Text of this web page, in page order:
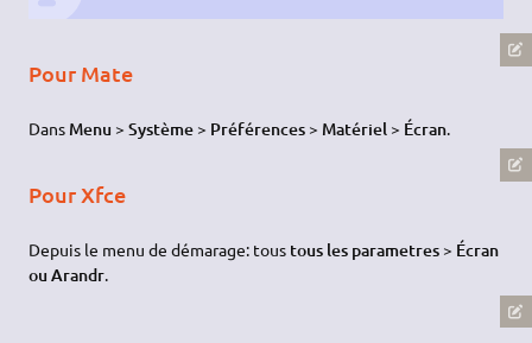
Pour Mate
Dans Menu > Système > Préférences > Matériel > Écran
Pour Xfce
Depuis le menu de démarage: tous tous les parametres > Écran
ou Arandr.